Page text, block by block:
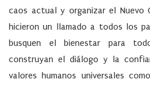
caos actual y organizar el Nuevo
hicieron un llamado a todos los
busquen el bienestar para
construyan el diálogo y la
valores humanos universales